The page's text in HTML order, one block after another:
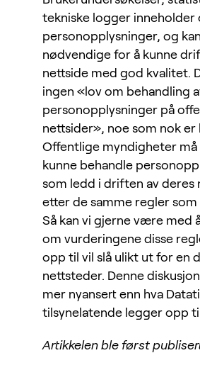
tekniske logger inneholder
personopplysninger, og
nødvendige for å kunne
nettside med god kvalitet.
ingen «lov om behandling
personopplysninger på
nettsider», noe som nok er
Offentlige myndigheter må
kunne behandle
som ledd i driften av deres
etter de samme regler som
Så kan vi gjerne være med
om vurderingene disse
opp til vil slå ulikt ut for en
nettsteder. Denne
mer nyansert enn hva
tilsynelatende legger opp
Artikkelen ble først